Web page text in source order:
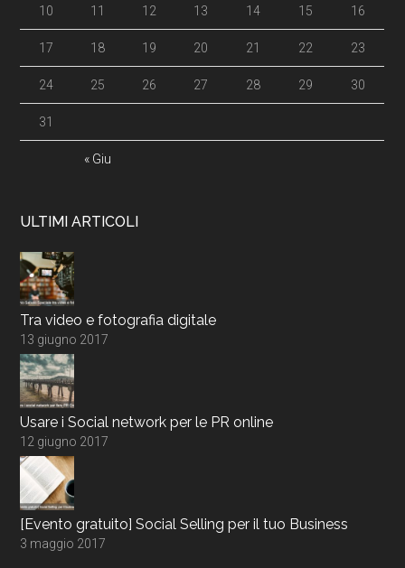
« Giu
10 11 12 13 14 15 16
17 18 19 20 21 22 23
24 25 26 27 28 29 30
31
ULTIMI ARTICOLI
Tra video e fotografia digitale
13 giugno 2017
Usare i Social network per le PR online
12 giugno 2017
[Evento gratuito] Social Selling per il tuo Business
3 maggio 2017